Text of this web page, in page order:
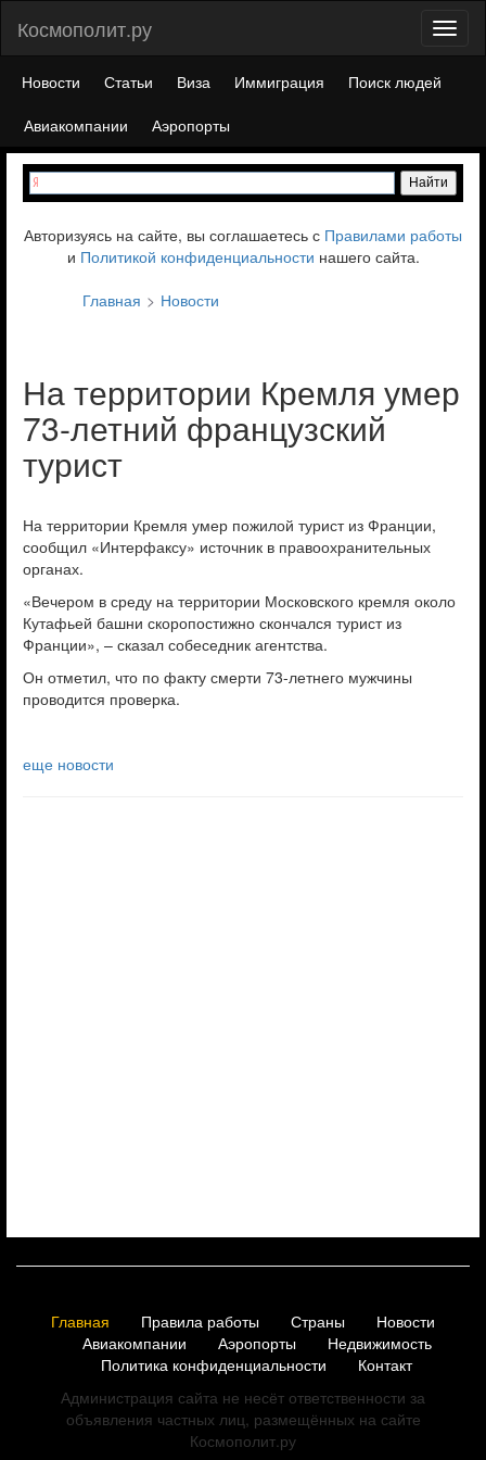
Космополит.ру
Новости Статьи Виза Иммиграция
Поиск людей
Авиакомпании
Аэропорты
Авторизуясь на сайте, вы соглашаетесь с Правилами работы
и Политикой конфиденциальности нашего сайта.
Главная
Новости
На территории Кремля умер
73-летний французский
турист
На территории Кремля умер пожилой турист из Франции,
сообщил «Интерфаксу» источник в правоохранительных
органах.
«Вечером в среду на территории Московского кремля около
Кутафьей башни скоропостижно скончался турист из
Франции», – сказал собеседник агентства.
Он отметил, что по факту смерти 73-летнего мужчины
проводится проверка.
еще новости
Главная Правила работы Страны
Новости
Авиакомпании
Аэропорты
Недвижимость
Политика конфиденциальности
Контакт
Администрация сайта не несёт ответственности за
объявления частных лиц, размещённых на сайте
Космополит.ру